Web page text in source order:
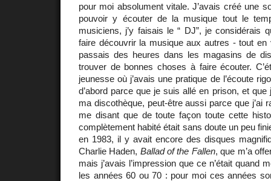
pour moi absolument vitale. J’avais créé une
pouvoir y écouter de la musique tout le
musiciens, j’y faisais le “ DJ”, je considérais
faire découvrir la musique aux autres - tout en
passais des heures dans les magasins de
trouver de bonnes choses à faire écouter.
jeunesse où j’avais une pratique de l’écoute
d’abord parce que je suis allé en prison, et que
ma discothèque, peut-être aussi parce que j’ai
me disant que de toute façon toute cette
complètement habité était sans doute un peu
en 1983, il y avait encore des disques
Charlie Haden, Ballad of the Fallen, que m’a
mais j’avais l’impression que ce n’était quand
les années 60 ou 70 : pour moi ces années